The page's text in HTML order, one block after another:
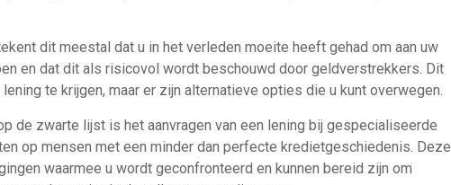
dit meestal dat u in het verleden moeite heeft gehad om aan uw
en dat dit als risicovol wordt beschouwd door geldverstrekkers. Dit
te krijgen, maar er zijn alternatieve opties die u kunt overwegen.
de zwarte lijst is het aanvragen van een lening bij gespecialiseerde
op mensen met een minder dan perfecte kredietgeschiedenis. Deze
waarmee u wordt geconfronteerd en kunnen bereid zijn om